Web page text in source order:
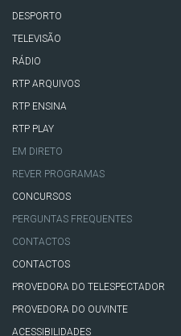
DESPORTO
TELEVISÃO
RÁDIO
RTP ARQUIVOS
RTP ENSINA
RTP PLAY
EM DIRETO
REVER PROGRAMAS
CONCURSOS
PERGUNTAS FREQUENTES
CONTACTOS
CONTACTOS
PROVEDORA DO TELESPECTADOR
PROVEDORA DO OUVINTE
ACESSIBILIDADES